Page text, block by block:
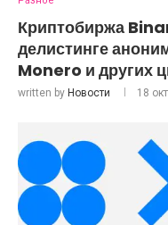
Криптобиржа
делистинге
Monero и других
written by Новости 18